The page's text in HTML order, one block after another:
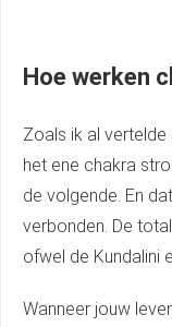
Hoe werken
Zoals ik al vertelde
het ene chakra
de volgende. En
verbonden. De
ofwel de Kundalini
Wanneer jouw